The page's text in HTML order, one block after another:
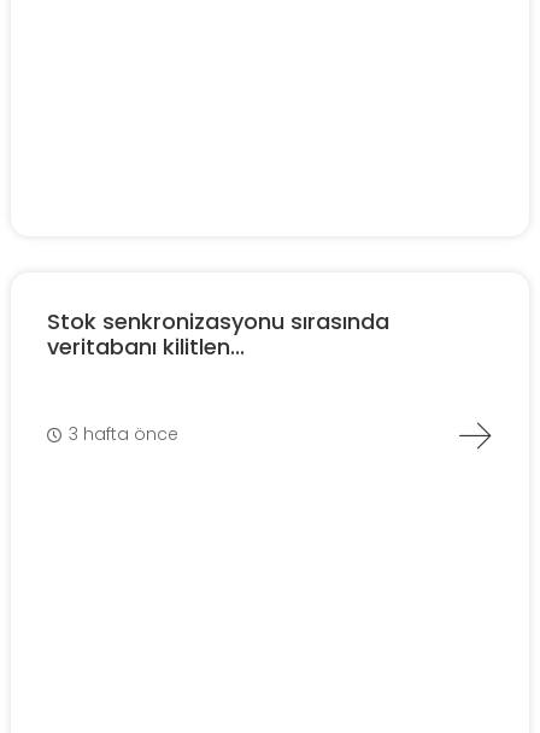
Stok senkronizasyonu sırasında
veritabanı kilitlen...
3 hafta önce